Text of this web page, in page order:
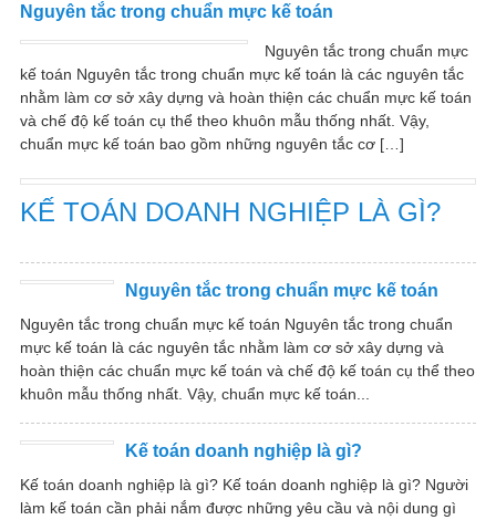
Nguyên tắc trong chuẩn mực kế toán
Nguyên tắc trong chuẩn mực
kế toán Nguyên tắc trong chuẩn mực kế toán là các nguyên tắc
nhằm làm cơ sở xây dựng và hoàn thiện các chuẩn mực kế toán
và chế độ kế toán cụ thể theo khuôn mẫu thống nhất. Vậy,
chuẩn mực kế toán bao gồm những nguyên tắc cơ […]
KẾ TOÁN DOANH NGHIỆP LÀ GÌ?
Nguyên tắc trong chuẩn mực kế toán
Nguyên tắc trong chuẩn mực kế toán Nguyên tắc trong chuẩn
mực kế toán là các nguyên tắc nhằm làm cơ sở xây dựng và
hoàn thiện các chuẩn mực kế toán và chế độ kế toán cụ thể theo
khuôn mẫu thống nhất. Vậy, chuẩn mực kế toán...
Kế toán doanh nghiệp là gì?
Kế toán doanh nghiệp là gì? Kế toán doanh nghiệp là gì? Người
làm kế toán cần phải nắm được những yêu cầu và nội dung gì